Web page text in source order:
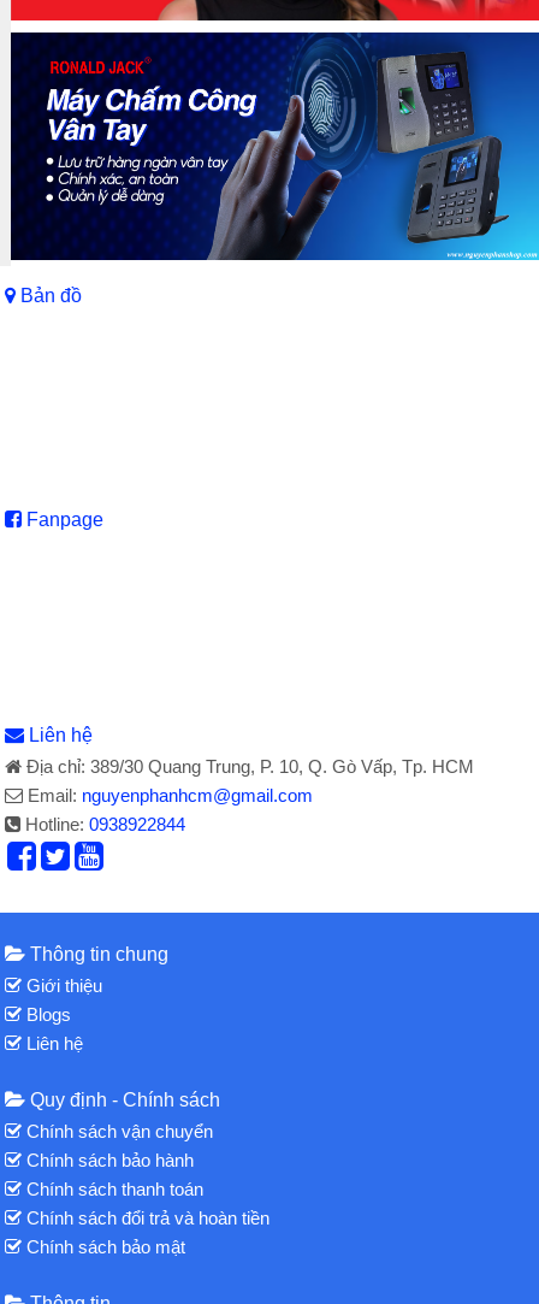
Bản đồ
Fanpage
Liên hệ
Địa chỉ: 389/30 Quang Trung, P. 10, Q. Gò Vấp, Tp. HCM
Email: nguyenphanhcm@gmail.com
Hotline:0938922844
Thông tin chung
Giới thiệu
Blogs
Liên hệ
Quy định - Chính sách
Chính sách vận chuyển
Chính sách bảo hành
Chính sách thanh toán
Chính sách đổi trả và hoàn tiền
Chính sách bảo mật